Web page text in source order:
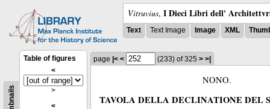
Vitruvius, I Dieci Libri dell'
Text Text Image Image XML
Table of figures
<
>
<
page |< < (233) of 325 > >|
NONO.
TAVOLA DELLA DECLINATIONE DEL